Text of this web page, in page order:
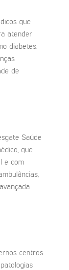
que
atender
diabetes,
de
Saúde
que
e com
centros